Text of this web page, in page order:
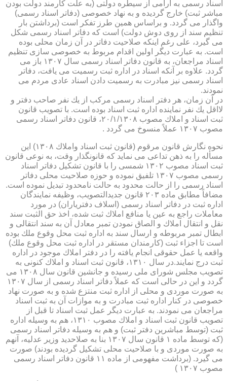
اسناد رسمی به آرامی از سیطره دولتی (به علت كارمند دولت بودن
مباشر ثبت) خارج گردیده و به نهاد خصوصی (دفاتر اسناد رسمی)
واگذار می گردد. و براساس همین طرز تفكر است (برداشتن بار
تنظیم سند از روی دوش دولت) است كه دفاتر اسناد رسمی شكل
می گیرد، علی رغم اینكه صلاحیت دفاتر در آن زمان محلی بوده
است. به عبارت دیگر اولین اقدام مربوط به خصوصی سازی تنظیم
اسناد مراجعان، به قانون دفاتر اسناد رسمی سال ۱۳۰۷ باز می
گردد. علاوه بر آنكه اسناد در اداره ثبت رسمیت می یافت، دفاتر
اسناد رسمی نیز مبادرت به رسمیت دادن اسناد عادی مردم می
نمودند.
در آن زمان، هر دفتر اسناد رسمی مركب از یك نفر صاحب دفتر و
لااقل یك نفر نماینده اداره ثبت اسناد بوده است. با تصویب قانون
ثبت اسناد و املاك مصوب ۲۰/۱/۱۳۰۸، قانون دفاتر اسناد رسمی
مصوب ۱۳۰۷ عملاً منسوخ می گردد .
نحوه نگارش قانون مرقوم (قانون ثبت اسناد واملاك ۱۳۰۸) این
مسأله را به ذهن تداعی می نماید كه قانونگذار وقت، به نوعی قانون
ثبت اسناد مصوب ۱۳۰۲ شمسی را با قانون تشكیل دفاتر اسناد
رسمی مصوب ۱۳۰۷ تلفیق نموده و حوزه صلاحیت محلی دفاتر
اسناد رسمی را از حالت محدود به حالت نامحدود تبدیل نموده است.
مضافاً مطابق ماده ۲۰۳ قانون جدیدالتصویب، وظیفه نمایندگان
اداره ثبت در دفاتر اسناد رسمی (اسلاف دفتریاران) در مورد
معاملات راجع به عین یا منافع املاك ثبت شده، اخذ حق الثبت سند
نقل و انتقال املاك و الصاق نمودن تمبر معادل آن به سند انتقالی و
ابطال تمبر مربوطه و ارسال سند به اداره ثبت محل وقوع ملك بوده
است تا اجزاء ثبت (كارمندان مستقر در اداره ثبت محل وقوع ملك)
واقعه یا عمل حقوقی انجام یافته را در دفتر املاك موجود در اداره
ثبت درج نمایند.در سال ۱۳۱۰، قانون ثبت اسناد و املاك كنونی به
تصویب مجلس شورای ملی رسیده و جانشین قانون سال ۱۳۰۸ می
گردد و این در حالی است كه عملاً دفاتر اسناد رسمی از سال ۱۳۰۷
به صورت موردی و محلی از اداره ثبت منتزع شده و به صورت نهاد
خصوصی در كنار اداره ثبت مبادرت و به موازات آن به ثبت اسناد
مراجعان می نمودند. به عبارت دیگر عمل ثبت اسناد تا قبل از
تصویب قانون ثبت اسناد و املاك مصوب ۱۳۱۰، هم به وسیله اداره
ثبت (توسط مباشرین دفتر ثبت) و هم به وسیله دفاتر اسناد رسمی
(كه توسط ماده ۱ قانون سال ۱۳۰۷ بنا به صلاحدید وزیر عدلیه، آنهم
به صورت موردی و با صلاحیت محلی تشكیل گردیده بودند) صورت
می گیرد. (برداشت مفهومی از ماده ۱۱ قانون دفاتر اسناد رسمی
مصوب ۱۳۰۷ )